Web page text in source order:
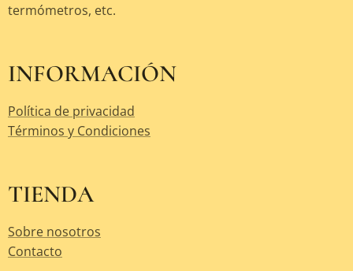
termómetros, etc.
INFORMACIÓN
Política de privacidad
Términos y Condiciones
TIENDA
Sobre nosotros
Contacto